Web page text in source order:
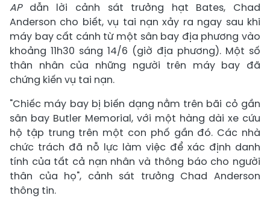
APdẫn lời cảnh sát trưởng hạt Bates, Chad
Anderson cho biết, vụ tai nạn xảy ra ngay sau khi
máy bay cất cánh từ một sân bay địa phương vào
khoảng 11h30 sáng 14/6 (giờ địa phương). Một số
thân nhân của những người trên máy bay đã
chứng kiến vụ tai nạn.
"Chiếc máy bay bị biến dạng nằm trên bãi cỏ gần
sân bay Butler Memorial, với một hàng dài xe cứu
hộ tập trung trên một con phố gần đó. Các nhà
chức trách đã nỗ lực làm việc để xác định danh
tính của tất cả nạn nhân và thông báo cho người
thân của họ", cảnh sát trưởng Chad Anderson
thông tin.